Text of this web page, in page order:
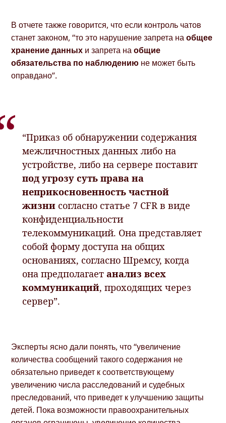
В отчете также говорится, что если контроль чатов
станет законом, “то это нарушение запрета наобщее
хранение данных и запрета наобщие
обязательства по наблюдению не может быть
оправдано”.
“Приказ об обнаружении содержания
межличностных данных либо на
устройстве, либо на сервере поставит
под угрозу суть права на
неприкосновенность частной
жизни согласно статье 7 CFR в виде
конфиденциальности
телекоммуникаций. Она представляет
собой форму доступа на общих
основаниях, согласно Шремсу, когда
она предполагаетанализ всех
коммуникаций, проходящих через
сервер”.
Эксперты ясно дали понять, что “увеличение
количества сообщений такого содержания не
обязательно приведет к соответствующему
увеличению числа расследований и судебных
преследований, что приведет к улучшению защиты
детей. Пока возможности правоохранительных